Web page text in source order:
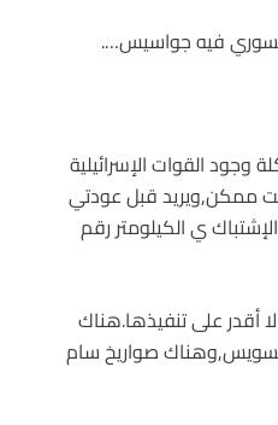
فيه جواسيس….
القوات الإسرائيلية
ممكن,ويريد قبل عودتي
ي الكيلومتر رقم
أقدر على تنفيذها.هناك
صواريخ سام